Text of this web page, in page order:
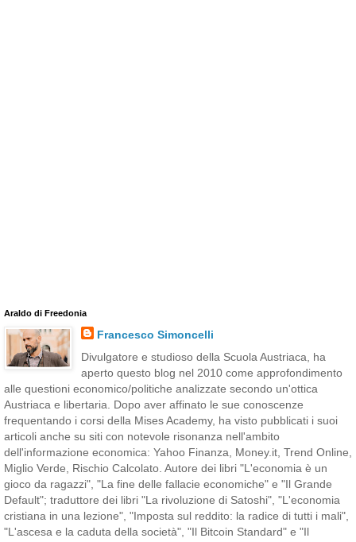
Araldo di Freedonia
Francesco Simoncelli
Divulgatore e studioso della Scuola Austriaca, ha
aperto questo blog nel 2010 come approfondimento
alle questioni economico/politiche analizzate secondo un'ottica
Austriaca e libertaria. Dopo aver affinato le sue conoscenze
frequentando i corsi della Mises Academy, ha visto pubblicati i suoi
articoli anche su siti con notevole risonanza nell'ambito
dell'informazione economica: Yahoo Finanza, Money.it, Trend Online,
Miglio Verde, Rischio Calcolato. Autore dei libri "L'economia è un
gioco da ragazzi", "La fine delle fallacie economiche" e "Il Grande
Default"; traduttore dei libri "La rivoluzione di Satoshi", "L'economia
cristiana in una lezione", "Imposta sul reddito: la radice di tutti i mali",
"L'ascesa e la caduta della società", "Il Bitcoin Standard" e "Il